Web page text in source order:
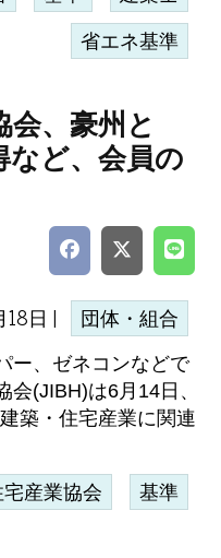
省エネ基準
会、豪州と
など、会員の
18日 | 団体・組合
ー、ゼネコンなどで
(JIBH)は6月14日、
築・住宅産業に関連
産業協会 基準